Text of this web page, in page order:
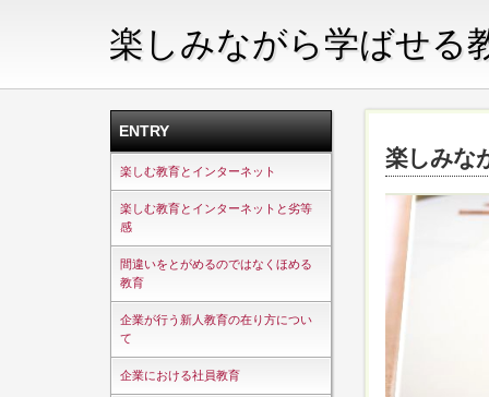
楽しみながら学ばせる
ENTRY
楽しむ教育とインターネット
楽しむ教育とインターネットと劣等
感
間違いをとがめるのではなくほめる
教育
企業が行う新人教育の在り方につい
て
企業における社員教育
楽しみな